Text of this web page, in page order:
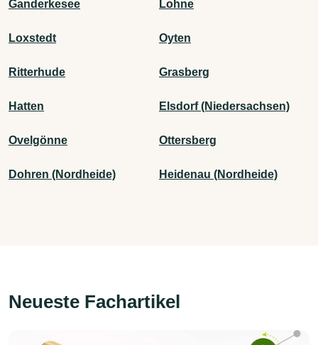
Ganderkesee Lohne
Loxstedt Oyten
Ritterhude Grasberg
Hatten Elsdorf (Niedersachsen)
Ovelgönne Ottersberg
Dohren (Nordheide) Heidenau (Nordheide)
Neueste Fachartikel